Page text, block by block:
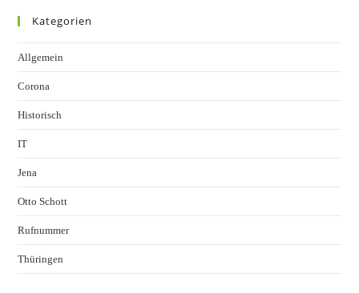
Kategorien
Allgemein
Corona
Historisch
IT
Jena
Otto Schott
Rufnummer
Thüringen